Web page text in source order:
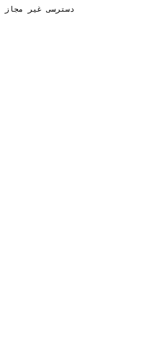
دسترسی غیر مجاز